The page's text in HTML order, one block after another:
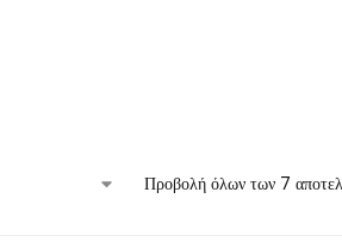
Προβολή όλων των 7